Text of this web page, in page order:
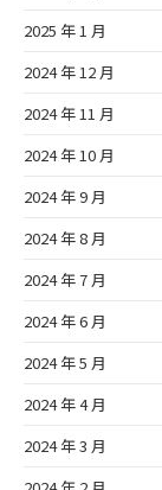
2025 年 1 月
2024 年 12 月
2024 年 11 月
2024 年 10 月
2024 年 9 月
2024 年 8 月
2024 年 7 月
2024 年 6 月
2024 年 5 月
2024 年 4 月
2024 年 3 月